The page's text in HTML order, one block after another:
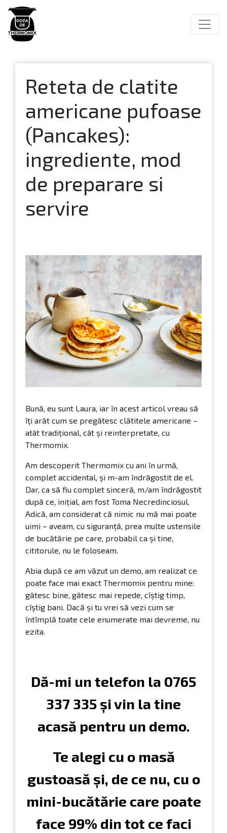
Main Navigation
Reteta de clatite
americane pufoase
(Pancakes):
ingrediente, mod
de preparare si
servire
Bună, eu sunt Laura, iar în acest articol vreau să
îți arăt cum se pregătesc clătitele americane –
atât tradițional, cât și reinterpretate, cu
Thermomix.
Am descoperit Thermomix cu ani în urmă,
complet accidental, și m-am îndrăgostit de el.
Dar, ca să fiu complet sinceră, m/am îndrăgostit
după ce, inițial, am fost Toma Necredinciosul.
Adică, am considerat că nimic nu mă mai poate
uimi – aveam, cu siguranță, prea multe ustensile
de bucătărie pe care, probabil ca și tine,
cititorule, nu le foloseam.
Abia după ce am văzut un demo, am realizat ce
poate face mai exact Thermomix pentru mine:
gătesc bine, gătesc mai repede, cîștig timp,
cîștig bani. Dacă și tu vrei să vezi cum se
întîmplă toate cele enumerate mai devreme, nu
ezita.
Dă-mi un telefon la 0765
337 335 și vin la tine
acasă pentru un demo.
Te alegi cu o masă
gustoasă și, de ce nu, cu o
mini-bucătărie care poate
face 99% din tot ce faci